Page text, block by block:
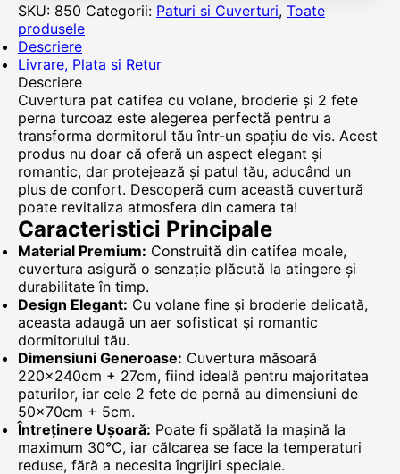
SKU: 850 Categorii: Paturi si Cuverturi, Toate
produsele
Descriere
Livrare, Plata si Retur
Descriere
Cuvertura pat catifea cu volane, broderie și 2 fete
perna turcoaz este alegerea perfectă pentru a
transforma dormitorul tău într-un spațiu de vis. Acest
produs nu doar că oferă un aspect elegant și
romantic, dar protejează și patul tău, aducând un
plus de confort. Descoperă cum această cuvertură
poate revitaliza atmosfera din camera ta!
Caracteristici Principale
Material Premium: Construită din catifea moale,
cuvertura asigură o senzație plăcută la atingere și
durabilitate în timp.
Design Elegant: Cu volane fine și broderie delicată,
aceasta adaugă un aer sofisticat și romantic
dormitorului tău.
Dimensiuni Generoase: Cuvertura măsoară
220x240cm + 27cm, fiind ideală pentru majoritatea
paturilor, iar cele 2 fete de pernă au dimensiuni de
50x70cm + 5cm.
Întreținere Ușoară: Poate fi spălată la mașină la
maximum 30°C, iar călcarea se face la temperaturi
reduse, fără a necesita îngrijiri speciale.